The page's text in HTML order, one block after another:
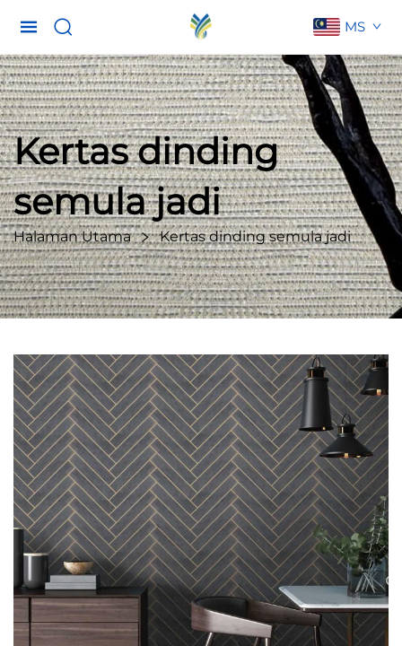
MS
Kertas dinding
semula jadi
Halaman Utama Kertas dinding semula jadi